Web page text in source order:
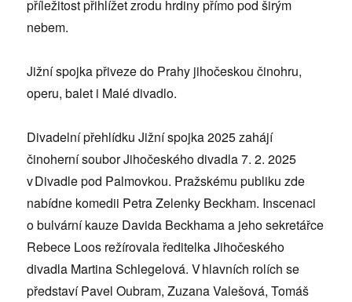
příležitost přihlížet zrodu hrdiny přímo pod širým
nebem.
Jižní spojka přiveze do Prahy jihočeskou činohru,
operu, balet i Malé divadlo.
Divadelní přehlídku Jižní spojka 2025 zahájí
činoherní soubor Jihočeského divadla 7. 2. 2025
v Divadle pod Palmovkou. Pražskému publiku zde
nabídne komedii Petra Zelenky Beckham. Inscenaci
o bulvární kauze Davida Beckhama a jeho sekretářce
Rebece Loos režírovala ředitelka Jihočeského
divadla Martina Schlegelová. V hlavních rolích se
představí Pavel Oubram, Zuzana Valešová, Tomáš